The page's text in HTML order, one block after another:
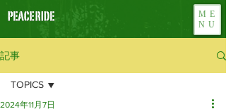
ME
NU
記事
TOPICS
2024年11月7日